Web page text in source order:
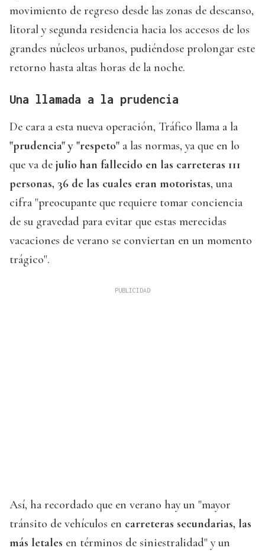
movimiento de regreso desde las zonas de descanso,
litoral y segunda residencia hacia los accesos de los
grandes núcleos urbanos, pudiéndose prolongar este
retorno hasta altas horas de la noche.
Una llamada a la prudencia
De cara a esta nueva operación, Tráfico llama a la
"prudencia" y "respeto" a las normas, ya que en lo
que va de julio han fallecido en las carreteras 111
personas, 36 de las cuales eran motoristas, una
cifra "preocupante que requiere tomar conciencia
de su gravedad para evitar que estas merecidas
vacaciones de verano se conviertan en un momento
trágico".
Así, ha recordado que en verano hay un "mayor
tránsito de vehículos en carreteras secundarias, las
más letales en términos de siniestralidad" y un